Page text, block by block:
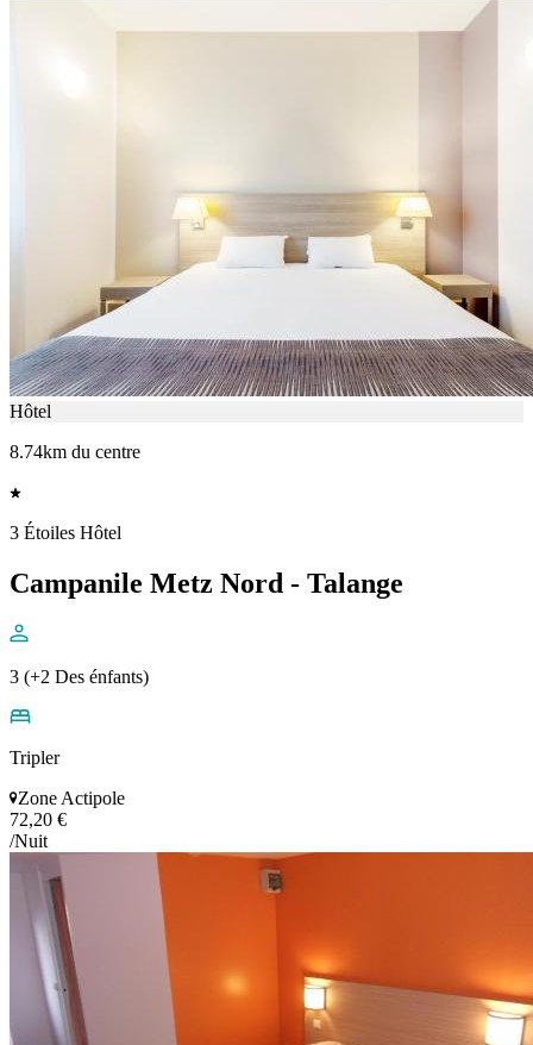
Hôtel
8.74km du centre
3 Étoiles Hôtel
Campanile Metz Nord - Talange
3 (+2 Des énfants)
Tripler
Zone Actipole
72,20 €
/Nuit